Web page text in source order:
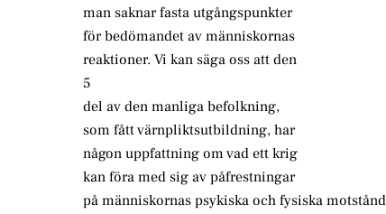
man saknar fasta utgångspunkter
för bedömandet av människornas
reaktioner. Vi kan säga oss att den
5
del av den manliga befolkning,
som fått värnpliktsutbildning, har
någon uppfattning om vad ett krig
kan föra med sig av påfrestningar
på människornas psykiska och fysiska